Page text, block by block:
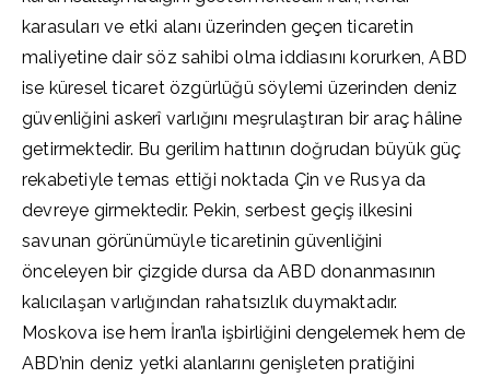
karasuları ve etki alanı üzerinden geçen ticaretin
maliyetine dair söz sahibi olma iddiasını korurken, ABD
ise küresel ticaret özgürlüğü söylemi üzerinden deniz
güvenliğini askerî varlığını meşrulaştıran bir araç hâline
getirmektedir. Bu gerilim hattının doğrudan büyük güç
rekabetiyle temas ettiği noktada Çin ve Rusya da
devreye girmektedir. Pekin, serbest geçiş ilkesini
savunan görünümüyle ticaretinin güvenliğini
önceleyen bir çizgide dursa da ABD donanmasının
kalıcılaşan varlığından rahatsızlık duymaktadır.
Moskova ise hem İran’la işbirliğini dengelemek hem de
ABD’nin deniz yetki alanlarını genişleten pratiğini